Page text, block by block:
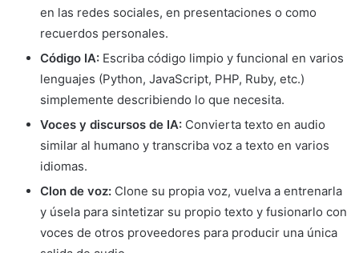
en las redes sociales, en presentaciones o como
recuerdos personales.
Código IA: Escriba código limpio y funcional en varios
lenguajes (Python, JavaScript, PHP, Ruby, etc.)
simplemente describiendo lo que necesita.
Voces y discursos de IA: Convierta texto en audio
similar al humano y transcriba voz a texto en varios
idiomas.
Clon de voz: Clone su propia voz, vuelva a entrenarla
y úsela para sintetizar su propio texto y fusionarlo con
voces de otros proveedores para producir una única